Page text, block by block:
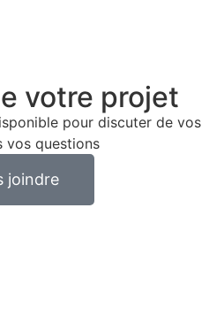
votre projet
pour discuter de vos
vos questions
joindre